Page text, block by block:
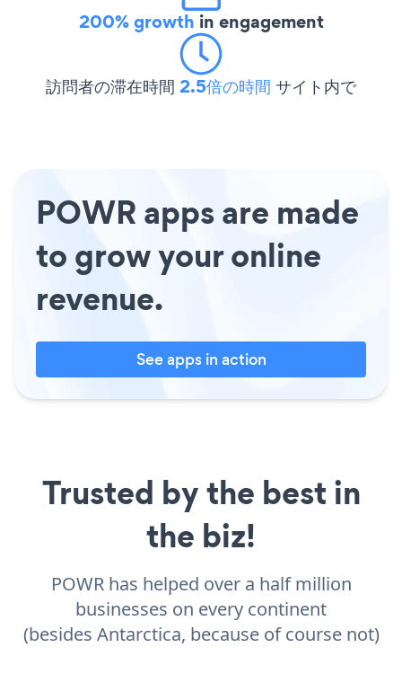
200% growth in engagement
訪問者の滞在時間 2.5倍の時間 サイト内で
POWR apps are made
to grow your online
revenue.
See apps in action
Trusted by the best in
the biz!
POWR has helped over a half million
businesses on every continent
(besides Antarctica, because of course not)